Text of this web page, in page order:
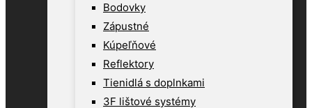
Bodovky
Zápustné
Kúpeľňové
Reflektory
Tienidlá s doplnkami
3F lištové systémy